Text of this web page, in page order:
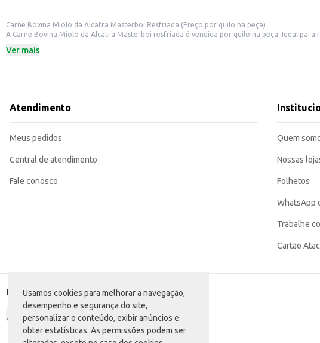
Usamos cookies para melhorar a navegação,
desempenho e segurança do site,
personalizar o conteúdo, exibir anúncios e
obter estatísticas. As permissões podem ser
Carne Bovina Miolo da Alcatra Masterboi Resfriada (Preço por quilo na peça)
A Carne Bovina Miolo da Alcatra Masterboi resfriada é vendida por quilo na peça. Ideal
Corte: Miolo da Alcatra
Pode ser utilizada em porções individuais ou em grandes preparações para eventos.
Recomendamos consultar um açougueiro para o melhor aproveitamento da peça.
Ver mais
Atendimento
Meus pedidos
Central de atendimento
Fale conosco
Quem
Nossas
Folhetos
WhatsApp
Trabalhe
Cartão
Formas de pagamento